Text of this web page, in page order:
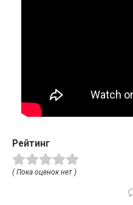
Рейтинг
( Пока оценок нет )